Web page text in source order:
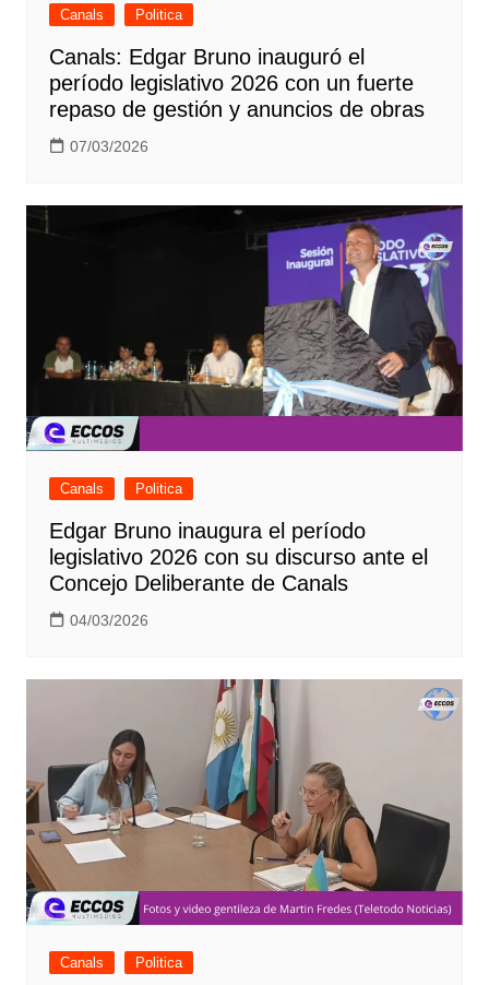
Canals Politica
Canals: Edgar Bruno inauguró el
período legislativo 2026 con un fuerte
repaso de gestión y anuncios de obras
07/03/2026
Canals Politica
Edgar Bruno inaugura el período
legislativo 2026 con su discurso ante el
Concejo Deliberante de Canals
04/03/2026
Canals Politica